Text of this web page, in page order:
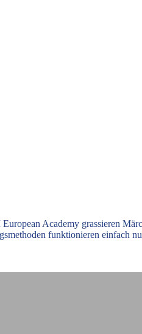
Academy grassieren
funktionieren einfach